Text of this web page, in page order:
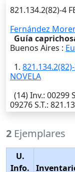
821.134.2(82)-4
Fernández
Guía
Buenos Aires :
1.
NOVELA
(14)Inv.: 00299
09276S.T.:
2 Ejemplares
U.
Info.